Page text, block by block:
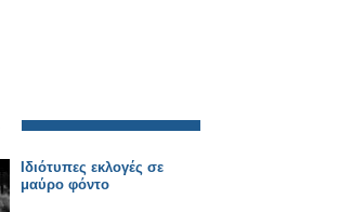
Ιδιότυπες εκλογές σε
μαύρο φόντο